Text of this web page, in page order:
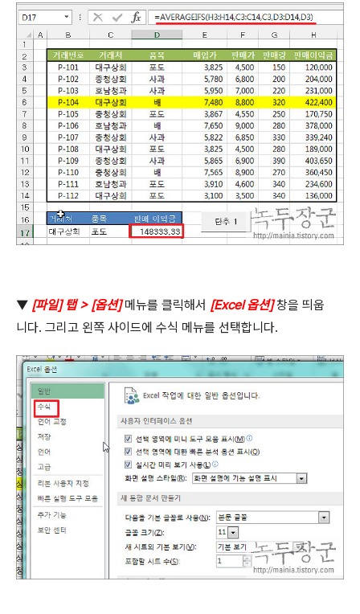
▼ [파일]탭> [옵션] 메뉴를 클릭해서 [Excel옵션] 창을 띄웁
니다. 그리고 왼쪽 사이드에 수식 메뉴를 선택합니다.